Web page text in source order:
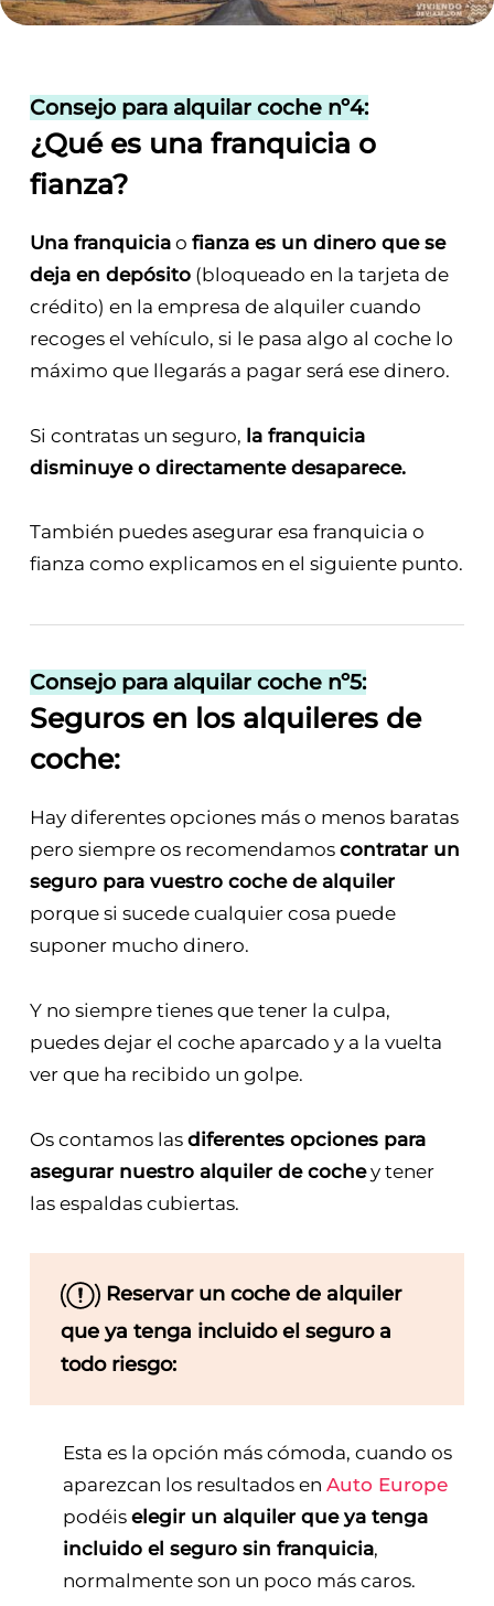
Consejo para alquilar coche nº4:
¿Qué es una franquicia o
fianza?
Una franquiciao fianza es un dinero que se
deja en depósito(bloqueado en la tarjeta de
crédito) en la empresa de alquiler cuando
recoges el vehículo, si le pasa algo al coche lo
máximo que llegarás a pagar será ese dinero.
Si contratas un seguro, la franquicia
disminuye o directamente desaparece.
También puedes asegurar esa franquicia o
fianza como explicamos en el siguiente punto.
Consejo para alquilar coche nº5:
Seguros en los alquileres de
coche:
Hay diferentes opciones más o menos baratas
pero siempre os recomendamos contratar un
seguro para vuestro coche de alquiler
porque si sucede cualquier cosa puede
suponer mucho dinero.
Y no siempre tienes que tener la culpa,
puedes dejar el coche aparcado y a la vuelta
ver que ha recibido un golpe.
Os contamos las diferentes opciones para
asegurar nuestro alquiler de cochey tener
las espaldas cubiertas.
Reservar un coche de alquiler
que ya tenga incluido el seguro a
todo riesgo:
Esta es la opción más cómoda, cuando os
aparezcan los resultados en Auto Europe
podéis elegir un alquiler que ya tenga
incluido el seguro sin franquicia,
normalmente son un poco más caros.